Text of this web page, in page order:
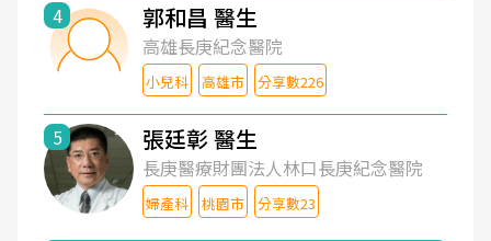
4 郭和昌 醫生
高雄長庚紀念醫院
小兒科 高雄市 分享數226
5 張廷彰 醫生
長庚醫療財團法人林口長庚紀念醫院
婦產科 桃園市 分享數23